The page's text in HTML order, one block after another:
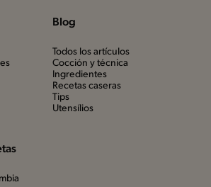
Blog
Todos los artículos
Cocción y técnica
Ingredientes
Recetas caseras
Tips
Utensílios